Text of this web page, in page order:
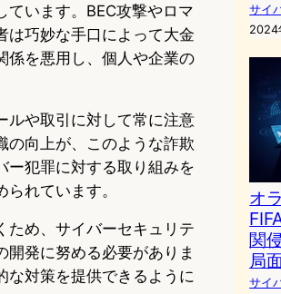
ています。BEC攻撃やロマ
は巧妙な手口によって大金
係を悪用し、個人や企業の
ルや取引に対して常に注意
の向上が、このような詐欺
ー犯罪に対する取り組みを
れています。
ため、サイバーセキュリテ
発に努める必要がありま
な対策を提供できるように
サイ
2024
オ
関
局
サイ